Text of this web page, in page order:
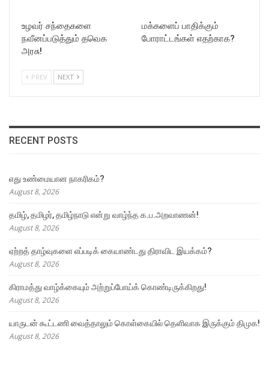
உழவர் சந்தைகளை
நவீனப்படுத்தும் தவெக
அரசு!
மக்களைப் பாதிக்கும்
போராட்டங்கள் எதற்காக?
PREV NEXT
RECENT POSTS
எது உண்மையான நாகரிகம்?
August 8, 2026
தமிழ், தமிழர், தமிழ்நாடு என்று வாழ்ந்த க.ப.அறவாணன்!
August 8, 2026
ஏற்றத் தாழ்வுகளை எப்படிக் கையாண்டது திராவிட இயக்கம்?
August 8, 2026
கிராமத்து வாழ்க்கையும் அற்றுப்போய்க் கொண்டிருக்கிறது!
August 8, 2026
யாருடன் கூட்டணி வைத்தாலும் கொள்கையில் தெளிவாக இருக்கும் திமுக!
August 8, 2026